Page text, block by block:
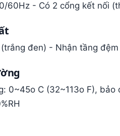
60Hz - Có 2 cổng kết nối
đen) - Nhận tầng
0~45o C (32~113o F),